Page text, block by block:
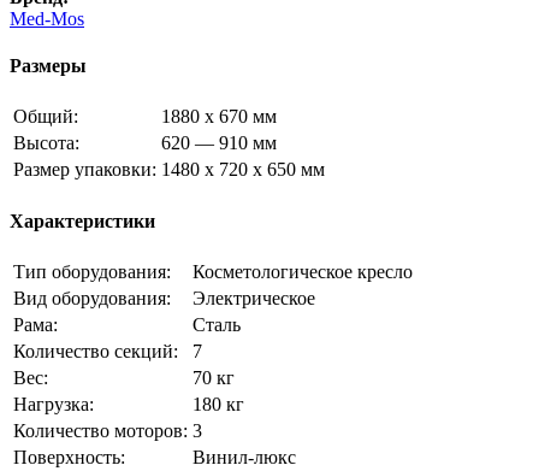
Med-Mos
Размеры
Общий:
1880 х 670 мм
Высота:
620 — 910 мм
Размер упаковки: 1480 х 720 х 650 мм
Характеристики
Тип оборудования:
Косметологическое кресло
Вид оборудования:
Электрическое
Рама:
Сталь
Количество секций:
7
Вес:
70 кг
Нагрузка:
180 кг
Количество моторов: 3
Поверхность:
Винил-люкс